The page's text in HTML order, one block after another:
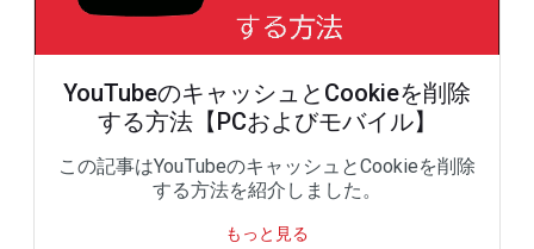
YouTubeのキャッシュとCookieを削除
する方法【PCおよびモバイル】
この記事はYouTubeのキャッシュとCookieを削除
する方法を紹介しました。
もっと見る